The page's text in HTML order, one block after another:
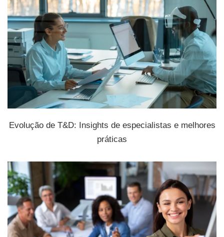
Evolução de T&D: Insights de especialistas e melhores
práticas